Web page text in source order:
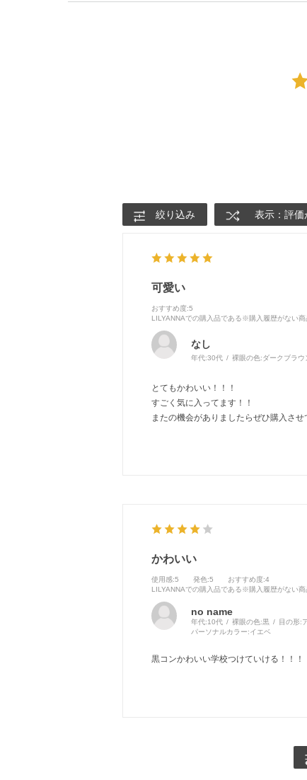
絞り込み 表示：評価
可愛い
おすすめ度:5
LILYANNAでの購入品である※購入履歴がない商
なし
年代:30代 裸眼の色:ダークブラウ
とてもかわいい！！！
すごく気に入ってます！！
またの機会がありましたらぜひ購入させ
かわいい
使用感:5 発色:5 おすすめ度:4
LILYANNAでの購入品である※購入履歴がない商
no name
年代:10代 裸眼の色:黒 目の形:
パーソナルカラー:イエベ
黒コンかわいい学校つけていける！！